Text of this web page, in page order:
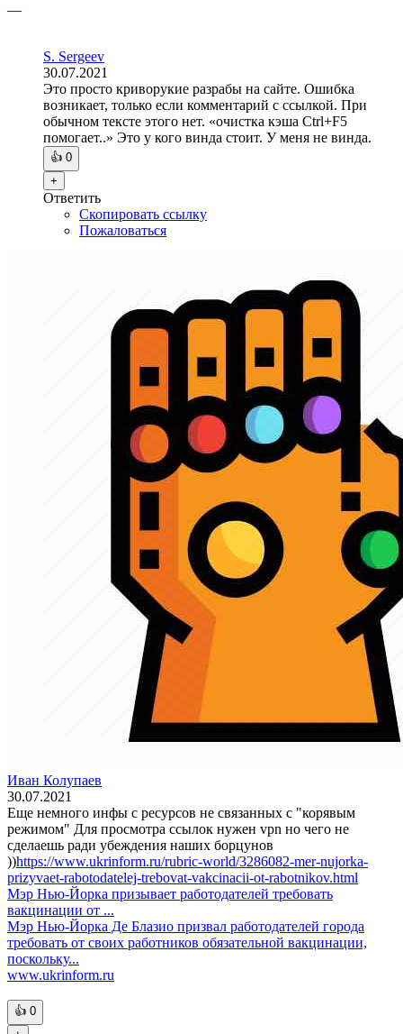
—
S. Sergeev
30.07.2021
Это просто криворукие разрабы на сайте. Ошибка
возникает, только если комментарий с ссылкой. При
обычном тексте этого нет. «очистка кэша Ctrl+F5
помогает..» Это у кого винда стоит. У меня не винда.
👍 0
+
Ответить
Скопировать ссылку
Пожаловаться
Иван Колупаев
30.07.2021
Еще немного инфы с ресурсов не связанных с "корявым
режимом" Для просмотра ссылок нужен vpn но чего не
сделаешь ради убеждения наших борцунов
))https://www.ukrinform.ru/rubric-world/3286082-mer-nujorka-
prizyvaet-rabotodatelej-trebovat-vakcinacii-ot-rabotnikov.html
Мэр Нью-Йорка призывает работодателей требовать
вакцинации от ...
Мэр Нью-Йорка Де Блазио призвал работодателей города
требовать от своих работников обязательной вакцинации,
поскольку...
www.ukrinform.ru